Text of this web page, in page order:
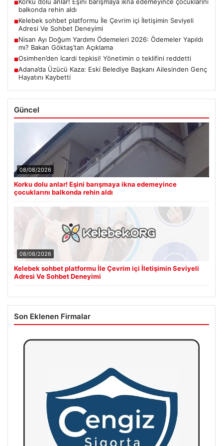
■
balkonda rehin aldı
■Kelebek sohbet platformu İle Çevrim içi İletişimin Seviyeli
Adresi Ve Sohbet Deneyimi
■Nisan Ayı Doğum Yardımı Ödemeleri 2026: Ödemeler Yapıldı
mı? Bakan Göktaş’tan Açıklama
■Osimhen’den Icardi tepkisi! Yönetimin o teklifini reddetti
■Adana’da Üzücü Kaza: Eski Belediye Başkanı Ailesinden Genç
Hayatını Kaybetti
Güncel
08/08/2026
Korku dolu anlar! Eşini barışmaya ikna edemeyince
çocuklarını balkonda rehin aldı
08/08/2026
Kelebek sohbet platformu İle Çevrim içi İletişimin Seviyeli
Adresi Ve Sohbet Deneyimi
Son Eklenen Firmalar